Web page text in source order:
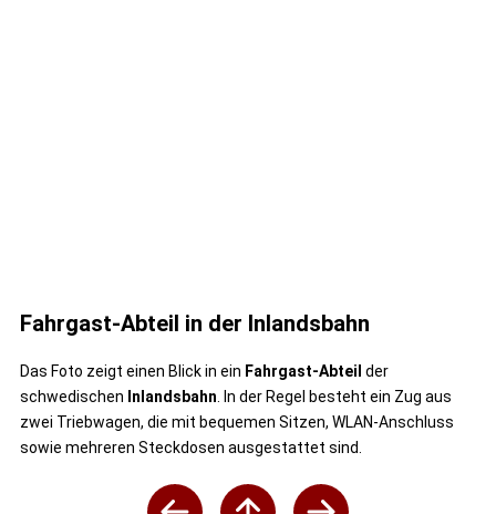
Fahrgast-Abteil in der Inlandsbahn
Das Foto zeigt einen Blick in ein Fahrgast-Abteil der
schwedischen Inlandsbahn . In der Regel besteht ein Zug aus
zwei Triebwagen, die mit bequemen Sitzen, WLAN-Anschluss
sowie mehreren Steckdosen ausgestattet sind.